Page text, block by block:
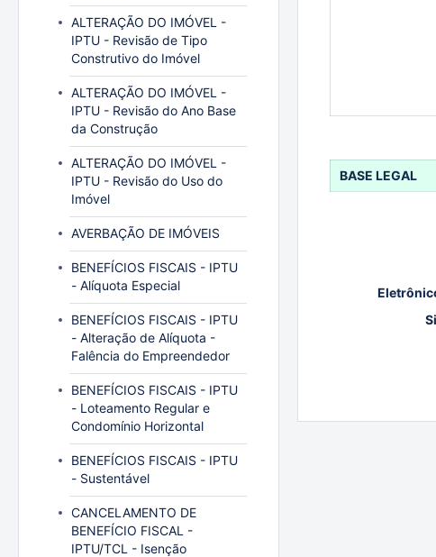
BASE LEGAL
ALTERAÇÃO DO IMÓVEL -
IPTU - Revisão de Tipo
Construtivo do Imóvel
ALTERAÇÃO DO IMÓVEL -
IPTU - Revisão do Ano Base
da Construção
ALTERAÇÃO DO IMÓVEL -
IPTU - Revisão do Uso do
Imóvel
AVERBAÇÃO DE IMÓVEIS
BENEFÍCIOS FISCAIS - IPTU
- Alíquota Especial
BENEFÍCIOS FISCAIS - IPTU
- Alteração de Alíquota -
Falência do Empreendedor
BENEFÍCIOS FISCAIS - IPTU
- Loteamento Regular e
Condomínio Horizontal
BENEFÍCIOS FISCAIS - IPTU
- Sustentável
CANCELAMENTO DE
BENEFÍCIO FISCAL -
IPTU/TCL - Isenção